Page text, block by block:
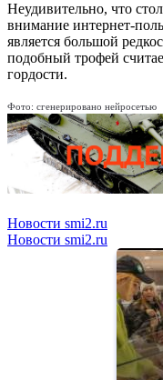
Неудивительно, что
внимание интернет-
является большой
подобный трофей
гордости.
Фото: сгенерировано нейросетью
Новости smi2.ru
Новости smi2.ru